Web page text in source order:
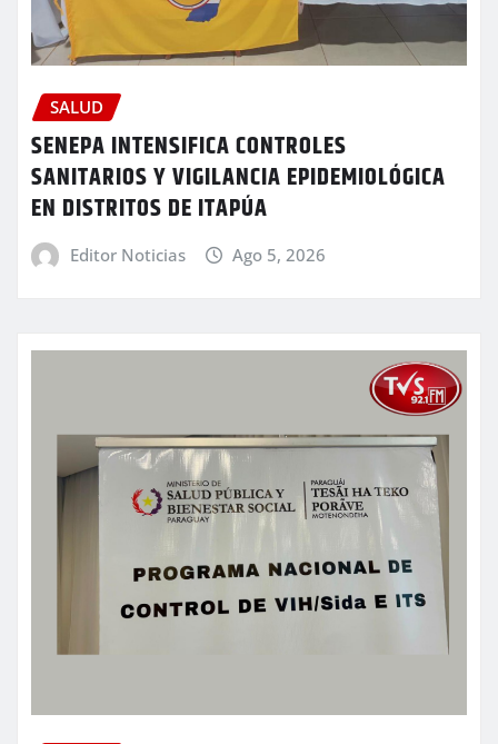
SALUD
SENEPA INTENSIFICA CONTROLES
SANITARIOS Y VIGILANCIA EPIDEMIOLÓGICA
EN DISTRITOS DE ITAPÚA
Editor Noticias Ago 5, 2026